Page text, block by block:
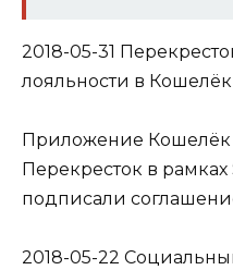
2018-05-31
лояльности в Кошелёк
Приложение Кошелёк
Перекресток в
подписали
2018-05-22